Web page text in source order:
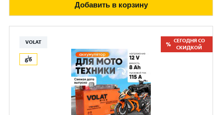
Добавить в корзину
VOLAT
СЕГОДНЯ СО
СКИДКОЙ